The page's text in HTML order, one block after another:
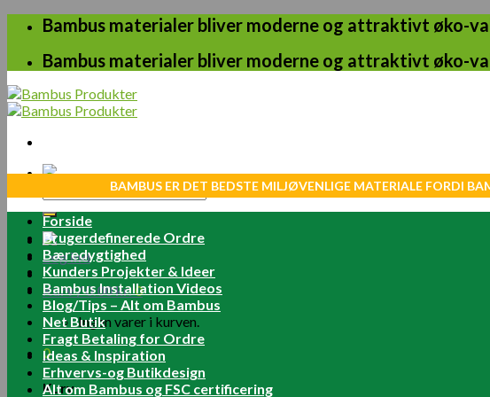
Skip
content
Bambus materialer bliver moderne og attraktivt øko-
Bambus materialer bliver moderne og attraktivt øko-
efter:
Log ind
Kurv /0.00kr.0
Ingen varer i kurven.
0
Kurv
BAMBUS ER DET BEDSTE MILJØVENLIGE MATERIALE FORDI
Forside
Brugerdefinerede Ordre
Bæredygtighed
Kunders Projekter & Ideer
Bambus Installation Videos
Blog/Tips – Alt om Bambus
Net Butik
Fragt Betaling for Ordre
Ideas & Inspiration
Erhvervs-og Butikdesign
Alt om Bambus og FSC certificering